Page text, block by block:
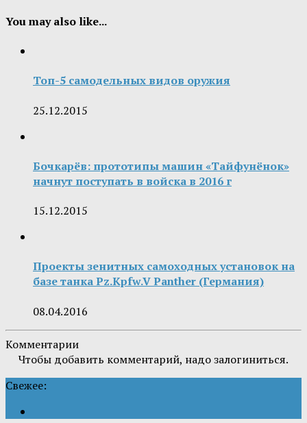
You may also like...
Топ-5 самодельных видов оружия
25.12.2015
Бочкарёв: прототипы машин «Тайфунёнок»
начнут поступать в войска в 2016 г
15.12.2015
Проекты зенитных самоходных установок на
базе танка Pz.Kpfw.V Panther (Германия)
08.04.2016
Комментарии
Чтобы добавить комментарий, надо залогиниться.
Свежее: